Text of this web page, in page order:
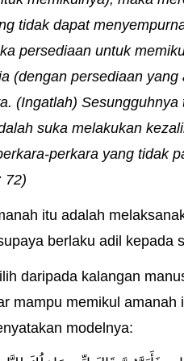
tidak dapat
persediaan untuk
(dengan persediaan
(Ingatlah) Sesungguhnya
suka melakukan
perkara yang tidak
72)
itu adalah
berlaku adil kepada
daripada kalangan
mampu memikul amanah
modelnya: